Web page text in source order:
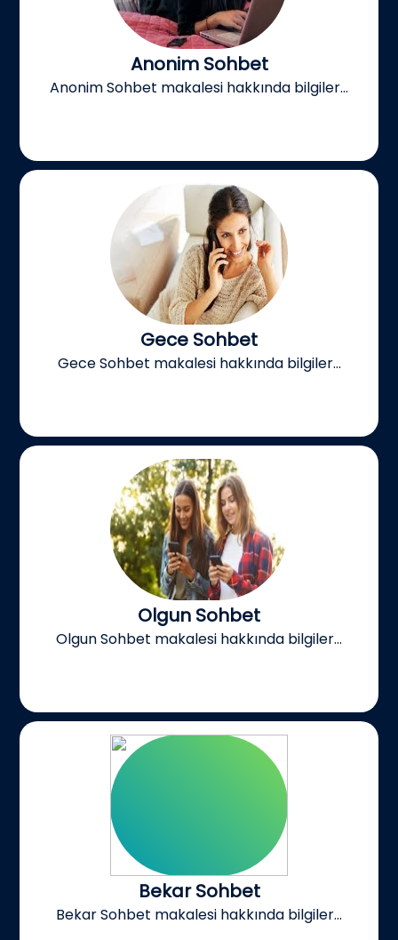
Anonim Sohbet
Anonim Sohbet makalesi hakkında bilgiler...
Gece Sohbet
Gece Sohbet makalesi hakkında bilgiler...
Olgun Sohbet
Olgun Sohbet makalesi hakkında bilgiler...
Bekar Sohbet
Bekar Sohbet makalesi hakkında bilgiler...